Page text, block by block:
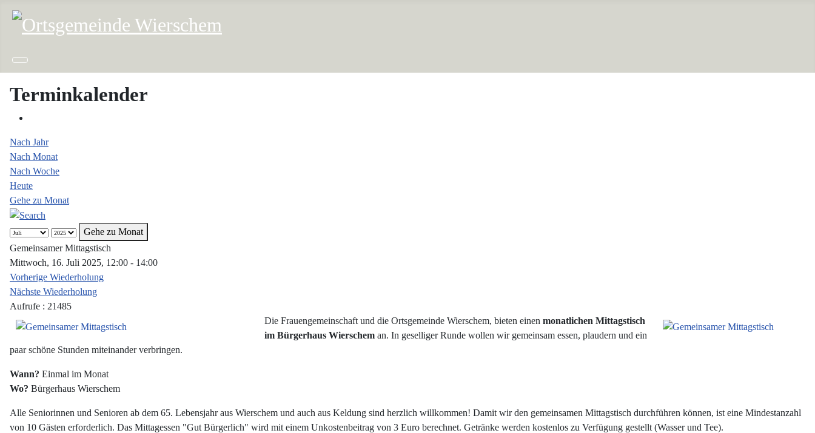
Terminkalender
Nach Jahr
Nach Monat
Nach Woche
Heute
Gehe zu Monat
Gehe zu Monat
Gemeinsamer Mittagstisch
Mittwoch, 16. Juli 2025, 12:00 - 14:00
Vorherige Wiederholung
Nächste Wiederholung
Aufrufe : 21485
Die Frauengemeinschaft und die Ortsgemeinde Wierschem, bieten einen monatlichen Mittagstisch
im Bürgerhaus Wierschem an. In geselliger Runde wollen wir gemeinsam essen, plaudern und ein
paar schöne Stunden miteinander verbringen.
Wann? Einmal im Monat
Wo? Bürgerhaus Wierschem
Alle Seniorinnen und Senioren ab dem 65. Lebensjahr aus Wierschem und auch aus Keldung sind herzlich willkommen! Damit wir den gemeinsamen Mittagstisch durchführen können, ist eine Mindestanzahl
von 10 Gästen erforderlich. Das Mittagessen "Gut Bürgerlich" wird mit einem Unkostenbeitrag von 3 Euro berechnet. Getränke werden kostenlos zu Verfügung gestellt (Wasser und Tee).